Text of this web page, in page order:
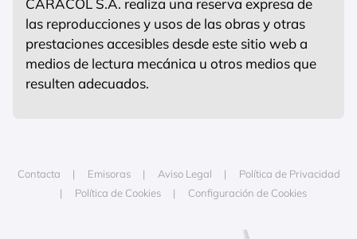
CARACOL S.A. realiza una reserva expresa de
las reproducciones y usos de las obras y otras
prestaciones accesibles desde este sitio web a
medios de lectura mecánica u otros medios que
resulten adecuados.
Contacta Emisoras Aviso Legal
Política de Privacidad
Política de Cookies
Configuración de Cookies